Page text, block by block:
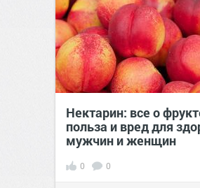
Нектарин: все о
польза и вред для
мужчин и женщин
0 0